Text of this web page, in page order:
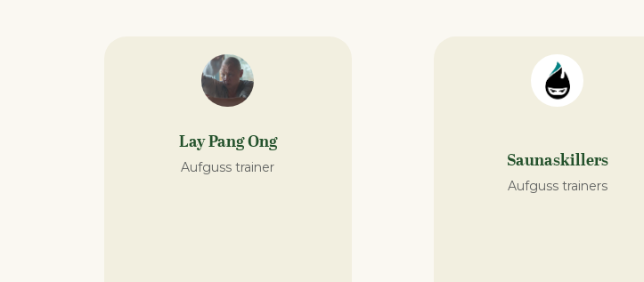
Lay Pang Ong
Aufguss trainer Saunaskillers
Aufguss trainers